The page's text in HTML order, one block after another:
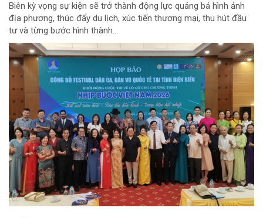
Biên kỳ vọng sự kiện sẽ trở thành động lực quảng bá hình ảnh
địa phương, thúc đẩy du lịch, xúc tiến thương mại, thu hút đầu
tư và từng bước hình thành...